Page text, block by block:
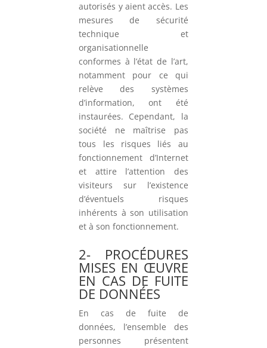
autorisés y aient accès. Les
mesures de sécurité
technique et
organisationnelle
conformes à l’état de l’art,
notamment pour ce qui
relève des systèmes
d’information, ont été
instaurées. Cependant, la
société ne maîtrise pas
tous les risques liés au
fonctionnement d’Internet
et attire l’attention des
visiteurs sur l’existence
d’éventuels risques
inhérents à son utilisation
et à son fonctionnement.
2- PROCÉDURES
MISES EN ŒUVRE
EN CAS DE FUITE
DE DONNÉES
En cas de fuite de
données, l’ensemble des
personnes présentent